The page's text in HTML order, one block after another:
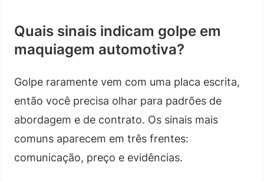
Quais sinais indicam golpe em
maquiagem automotiva?
Golpe raramente vem com uma placa escrita,
então você precisa olhar para padrões de
abordagem e de contrato. Os sinais mais
comuns aparecem em três frentes:
comunicação, preço e evidências.